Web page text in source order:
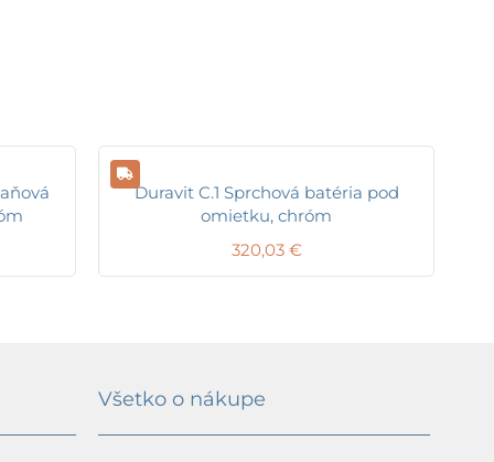
Duravit C.1 Sprchová batéria pod
omietku, chróm
320,03 €
Všetko o nákupe